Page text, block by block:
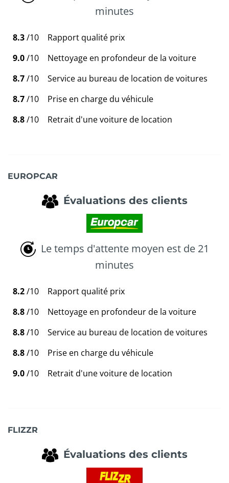
minutes
8.3/10
Rapport qualité prix
9.0/10
Nettoyage en profondeur de la voiture
8.7/10
Service au bureau de location de voitures
8.7/10
Prise en charge du véhicule
8.8/10 Retrait d'une voiture de location
EUROPCAR
Évaluations des clients
Le temps d'attente moyen est de 21
minutes
8.2/10
Rapport qualité prix
8.8/10
Nettoyage en profondeur de la voiture
8.8/10
Service au bureau de location de voitures
8.8/10
Prise en charge du véhicule
9.0/10 Retrait d'une voiture de location
FLIZZR
Évaluations des clients